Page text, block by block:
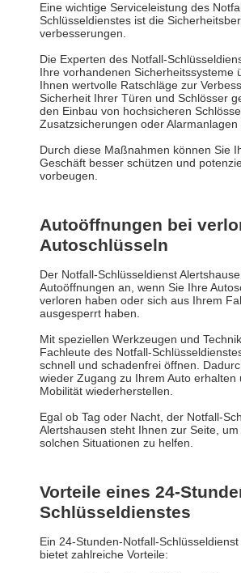
Eine wichtige Serviceleistung des
Schlüsseldienstes ist die
verbesserungen.
Die Experten des Notfall-
Ihre vorhandenen Sicherheitssysteme
Ihnen wertvolle Ratschläge zur
Sicherheit Ihrer Türen und Schlösser
den Einbau von hochsicheren
Zusatzsicherungen oder Alarmanlagen
Durch diese Maßnahmen können Sie
Geschäft besser schützen und
vorbeugen.
Autoöffnungen bei
Autoschlüsseln
Der Notfall-Schlüsseldienst
Autoöffnungen an, wenn Sie Ihre
verloren haben oder sich aus Ihrem
ausgesperrt haben.
Mit speziellen Werkzeugen und
Fachleute des Notfall-
schnell und schadenfrei öffnen.
wieder Zugang zu Ihrem Auto erhalten
Mobilität wiederherstellen.
Egal ob Tag oder Nacht, der Notfall-
Alertshausen steht Ihnen zur Seite, um
solchen Situationen zu helfen.
Vorteile eines 24-
Schlüsseldienstes
Ein 24-Stunden-Notfall-
bietet zahlreiche Vorteile: